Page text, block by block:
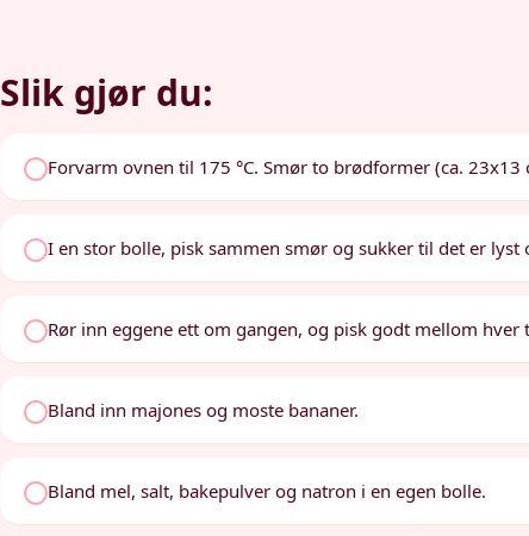
Slik gjør du:
Forvarm ovnen til 175 °C. Smør to brødformer (ca. 23x13
I en stor bolle, pisk sammen smør og sukker til det er lyst
Rør inn eggene ett om gangen, og pisk godt mellom hver
Bland inn majones og moste bananer.
Bland mel, salt, bakepulver og natron i en egen bolle.